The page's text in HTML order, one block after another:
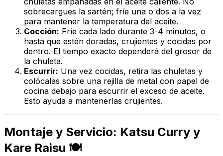
sobrecargues la sartén; fríe una o dos a la vez
para mantener la temperatura del aceite.
Cocción: Fríe cada lado durante 3-4 minutos, o
hasta que estén doradas, crujientes y cocidas por
dentro. El tiempo exacto dependerá del grosor de
la chuleta.
Escurrir: Una vez cocidas, retira las chuletas y
colócalas sobre una rejilla de metal con papel de
cocina debajo para escurrir el exceso de aceite.
Esto ayuda a mantenerlas crujientes.
Montaje y Servicio: Katsu Curry y
Kare Raisu 🍽️